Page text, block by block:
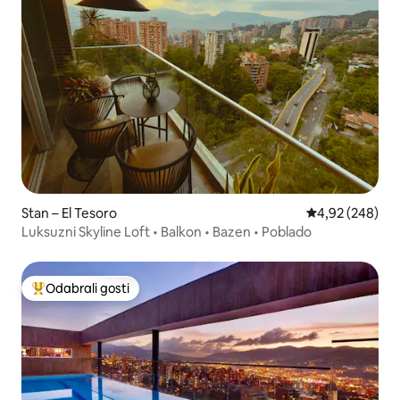
Stan – El Tesoro Prosječna
4,92 (248)
Luksuzni Skyline Loft • Balkon • Bazen • Poblado
Među najviše rangiranima s oznakom „Odabrali gosti”
Odabrali gosti